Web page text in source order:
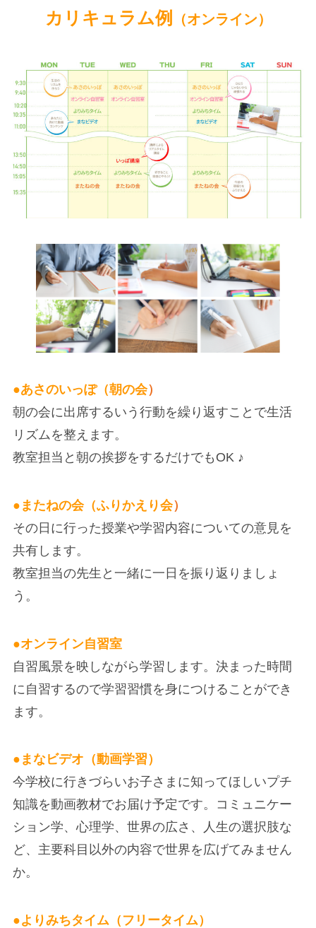
カリキュラム例 （オンライン）
●あさのいっぽ（朝の会）
朝の会に出席するいう行動を繰り返すことで生活
リズムを整えます。
教室担当と朝の挨拶をするだけでもOK ♪
● またねの会（ふりかえり会）
その日に行った授業や学習内容についての意見を
共有します。
教室担当の先生と一緒に一日を振り返りましょ
う。
●オンライン自習室
自習風景を映しながら学習します。決まった時間
に自習するので学習習慣を身につけることができ
ます。
● まなビデオ（動画学習）
今学校に行きづらいお子さまに知ってほしいプチ
知識を動画教材でお届け予定です。コミュニケー
ション学、心理学、世界の広さ、人生の選択肢な
ど、主要科目以外の内容で世界を広げてみません
か。
●よりみちタイム（フリータイム）